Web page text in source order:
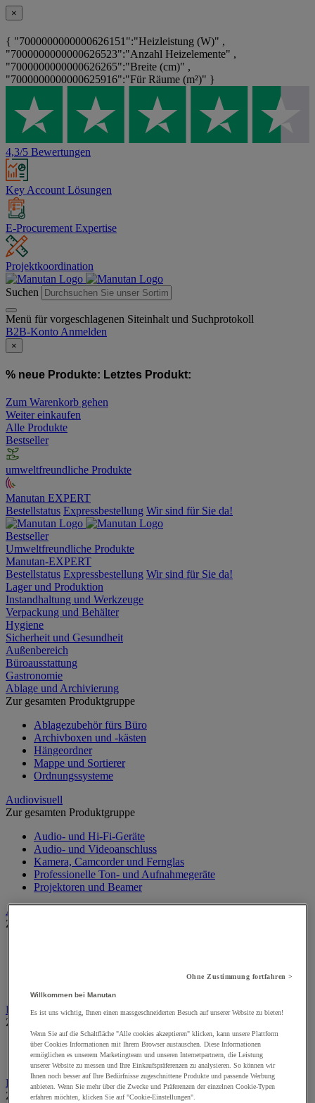
×
{ "7000000000000626151":"Heizleistung (W)" ,
"7000000000000626523":"Anzahl Heizelemente" ,
"7000000000000626265":"Breite (cm)" ,
"7000000000000625916":"Für Räume (m²)" }
4,3/5 Bewertungen
Key Account Lösungen
E-Procurement Expertise
Projektkoordination
Suchen
Menü für vorgeschlagenen Siteinhalt und Suchprotokoll
B2B-Konto Anmelden
×
% neue Produkte: Letztes Produkt:
Zum Warenkorb gehen
Weiter einkaufen
Alle Produkte
Bestseller
umweltfreundliche Produkte
Manutan EXPERT
Bestellstatus Expressbestellung Wir sind für Sie da!
Bestseller
Umweltfreundliche Produkte
Manutan-EXPERT
Bestellstatus Expressbestellung Wir sind für Sie da!
Lager und Produktion
Instandhaltung und Werkzeuge
Verpackung und Behälter
Hygiene
Sicherheit und Gesundheit
Außenbereich
Büroausstattung
Gastronomie
Ablage und Archivierung
Zur gesamten Produktgruppe
Ablagezubehör fürs Büro
Archivboxen und -kästen
Hängeordner
Mappe und Sortierer
Ordnungssysteme
Audiovisuell
Zur gesamten Produktgruppe
Audio- und Hi-Fi-Geräte
Audio- und Videoanschluss
Kamera, Camcorder und Fernglas
Professionelle Ton- und Aufnahmegeräte
Projektoren und Beamer
Aufsteller
Zur gesamten Produktgruppe
Beschilderung
Zur gesamten Produktgruppe
Halter für Türschild und Hinweisschild
Hinweisschild auf Befestigungspaltte
Bodenmatten für Büro- und Gemeinschaftsräume
Zur gesamten Produktgruppe
Ohne Zustimmung fortfahren >
Willkommen bei Manutan
Es ist uns wichtig, Ihnen einen massgeschneiderten Besuch auf unserer Website zu bieten!
Wenn Sie auf die Schaltfläche "Alle cookies akzeptieren" klicken, kann unsere Plattform
über Cookies Informationen mit Ihrem Browser austauschen. Diese Informationen
ermöglichen es unserem Marketingteam und unseren Internetpartnern, die Leistung
unserer Website zu messen und Ihre Einkaufspräferenzen zu analysieren. So können wir
Ihnen noch besser auf Ihre Bedürfnisse zugeschnittene Produkte und passende Werbung
anbieten. Wenn Sie mehr über die Zwecke und Präferenzen der einzelnen Cookie-Typen
erfahren möchten, klicken Sie auf "Cookie-Einstellungen".